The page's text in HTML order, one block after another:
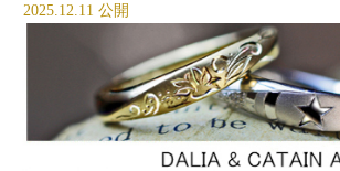
2025.12.11 公開